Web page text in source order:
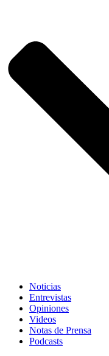
Noticias
Entrevistas
Opiniones
Videos
Notas de Prensa
Podcasts